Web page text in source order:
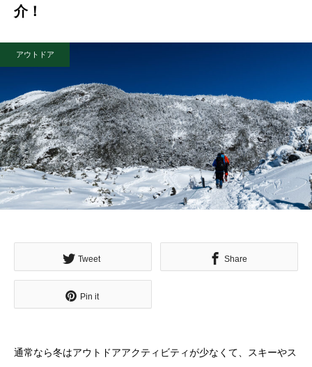
介！
アウトドア
Tweet Share
Pin it
通常なら冬はアウトドアアクティビティが少なくて、スキーやス